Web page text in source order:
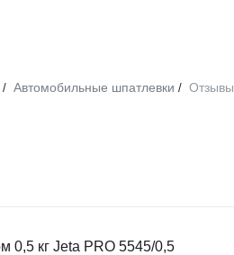
/ Автомобильные шпатлевки / Отзывы
0,5 кг Jeta PRO 5545/0,5